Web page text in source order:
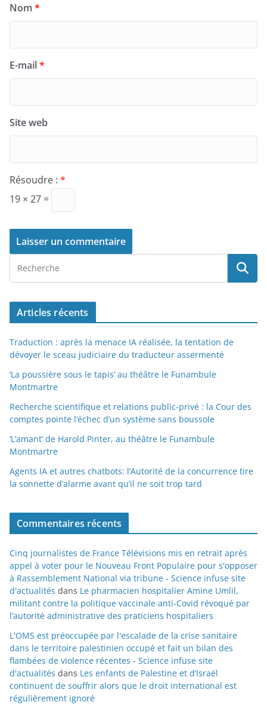
Nom *
E-mail*
Site web
Résoudre : *
19 × 27 =
Articles récents
Traduction : après la menace IA réalisée, la tentation de
dévoyer le sceau judiciaire du traducteur assermenté
‘La poussière sous le tapis’ au théâtre le Funambule
Montmartre
Recherche scientifique et relations public-privé : la Cour des
comptes pointe l’échec d’un système sans boussole
‘L’amant’ de Harold Pinter, au théâtre le Funambule
Montmartre
Agents IA et autres chatbots: l’Autorité de la concurrence tire
la sonnette d’alarme avant qu’il ne soit trop tard
Commentaires récents
Cinq journalistes de France Télévisions mis en retrait après
appel à voter pour le Nouveau Front Populaire pour s'opposer
à Rassemblement National via tribune - Science infuse site
d'actualités dans Le pharmacien hospitalier Amine Umlil,
militant contre la politique vaccinale anti-Covid révoqué par
l’autorité administrative des praticiens hospitaliers
L'OMS est préoccupée par l'escalade de la crise sanitaire
dans le territoire palestinien occupé et fait un bilan des
flambées de violence récentes - Science infuse site
d'actualités dans Les enfants de Palestine et d’Israël
continuent de souffrir alors que le droit international est
régulièrement ignoré